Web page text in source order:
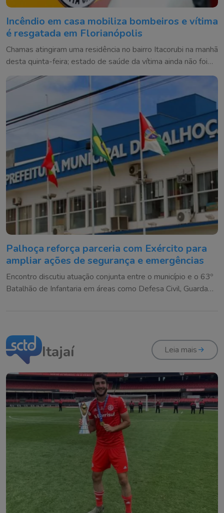
Incêndio em casa mobiliza bombeiros e vítima
é resgatada em Florianópolis
Chamas atingiram uma residência no bairro Itacorubi na manhã
desta quinta-feira; estado de saúde da vítima ainda não foi
informado
Palhoça reforça parceria com Exército para
ampliar ações de segurança e emergências
Encontro discutiu atuação conjunta entre o município e o 63º
Batalhão de Infantaria em áreas como Defesa Civil, Guarda
Itajaí Leia mais